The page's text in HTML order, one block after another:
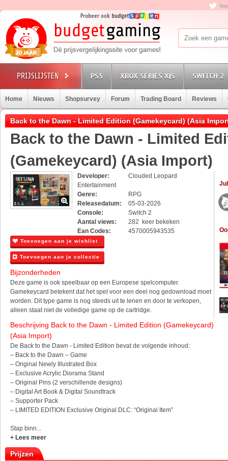
PS5 XBOX SERIES X|S SWITCH 2
Home Nieuws Shopsurvey Forum Trading Board Reviews
Back to the Dawn - Limited Edition (Gamekeycard) (Asia
Back to the Dawn - Limited
(Gamekeycard) (Asia Import)
Developer:
Clouded Leopard
Entertainment
Genre:
RPG
Releasedatum:
05-03-2026
Console:
Switch 2
Aantal views:
282 keer bekeken
Ean Codes:
4570005943535
Toevoegen aan je wishlist
Toevoegen aan je collectie
Bijzonderheden
Deze game is ook speelbaar op een Europese spelcomputer.
Gamekeycard betekent dat het spel voor een deel nog gedownload moet
worden. Dit type game is nog steeds uit te lenen en door te verkopen,
alleen staat niet de volledige game op de cartridge.
Beschrijving Back to the Dawn - Limited Edition (Gamekeycard)
(Asia Import)
De Back to the Dawn - Limited Edition bevat de volgende inhoud:
– Back to the Dawn – Game
– Original Newly Illustrated Box
– Exclusive Acrylic Diorama Stand
– Original Pins (2 verschillende designs)
– Digital Art Book & Digital Soundtrack
– Supporter Pack
– LIMITED EDITION Exclusive Original DLC: “Original Item”
Stap binn...
+ Lees meer
Prijzen